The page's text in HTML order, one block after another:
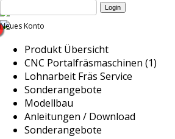
Neues Konto
Produkt Übersicht
CNC Portalfräsmaschinen (1)
Lohnarbeit Fräs Service
Sonderangebote
Modellbau
Anleitungen / Download
Sonderangebote